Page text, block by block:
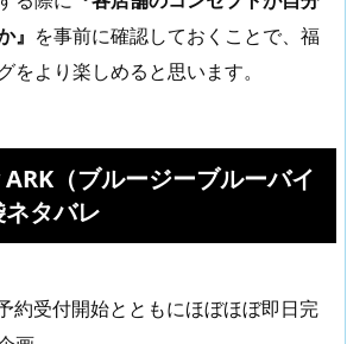
』 を事前に確認しておくことで、福
をより楽しめると思います。
（ブルージーブルーバイ
タバレ
約受付開始とともにほぼほぼ即日完